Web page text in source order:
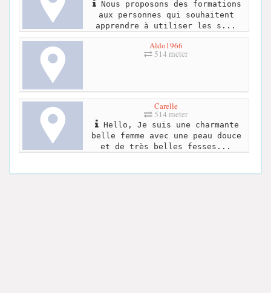
Nous proposons des formations
aux personnes qui souhaitent
apprendre à utiliser les s...
Aldo1966
514 meter
Carelle
514 meter
Hello, Je suis une charmante
belle femme avec une peau douce
et de très belles fesses...